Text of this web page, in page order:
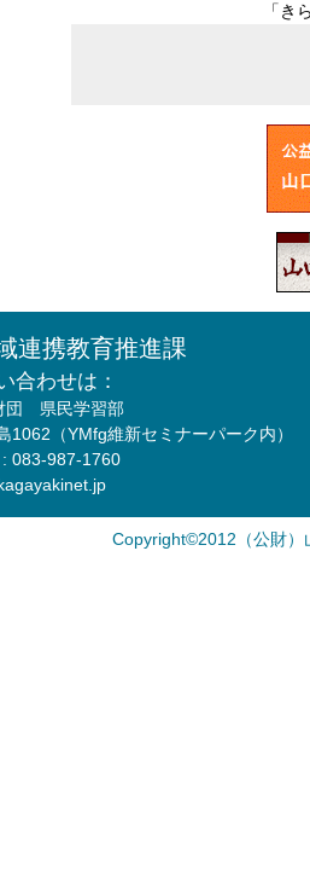
「き
連携教育推進課
合わせは：
団 県民学習部
（YMfg維新セミナーパーク内）
083-987-1760
Copyright©2012（公財）